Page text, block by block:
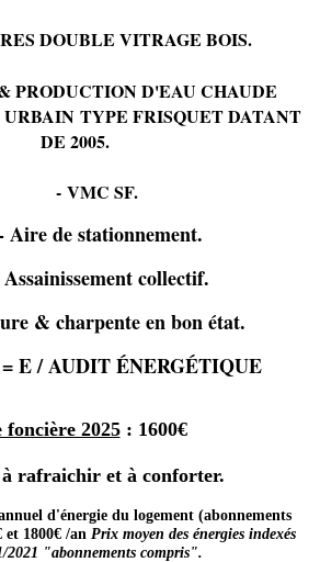
DOUBLE VITRAGE BOIS.
PRODUCTION D'EAU CHAUDE
TYPE FRISQUET DATANT
DE 2005.
- VMC SF.
Aire de stationnement.
collectif.
& charpente en bon état.
E / AUDIT ÉNERGÉTIQUE
foncière 2025: 1600€
rafraichir et à conforter.
d'énergie du logement (abonnements
1800€ /an Prix moyen des énergies indexés
2021 "abonnements compris".